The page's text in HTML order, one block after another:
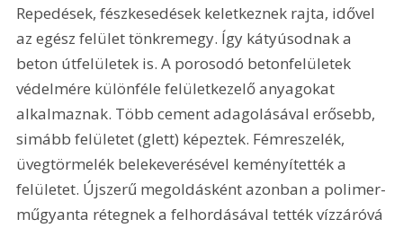
Repedések, fészkesedések keletkeznek rajta, idővel
az egész felület tönkremegy. Így kátyúsodnak a
beton útfelületek is. A porosodó betonfelületek
védelmére különféle felületkezelő anyagokat
alkalmaznak. Több cement adagolásával erősebb,
simább felületet (glett) képeztek. Fémreszelék,
üvegtörmelék belekeverésével keményítették a
felületet. Újszerű megoldásként azonban a polimer-
műgyanta rétegnek a felhordásával tették vízzáróvá